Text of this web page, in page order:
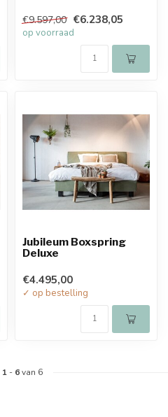
€9.597,00 €6.238,05
op voorraad
Jubileum Boxspring
Deluxe
€4.495,00
✓ op bestelling
1 - 6van 6